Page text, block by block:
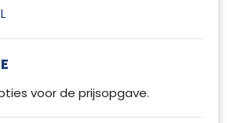
voor de prijsopgave.